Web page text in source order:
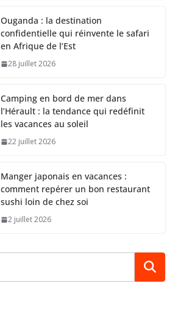
Ouganda : la destination
confidentielle qui réinvente le safari
en Afrique de l’Est
28 juillet 2026
Camping en bord de mer dans
l’Hérault : la tendance qui redéfinit
les vacances au soleil
22 juillet 2026
Manger japonais en vacances :
comment repérer un bon restaurant
sushi loin de chez soi
2 juillet 2026